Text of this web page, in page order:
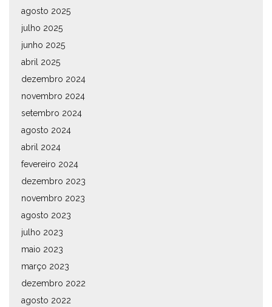
agosto 2025
julho 2025
junho 2025
abril 2025
dezembro 2024
novembro 2024
setembro 2024
agosto 2024
abril 2024
fevereiro 2024
dezembro 2023
novembro 2023
agosto 2023
julho 2023
maio 2023
março 2023
dezembro 2022
agosto 2022